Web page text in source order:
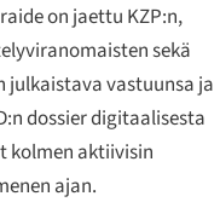
on jaettu KZP:n,
sekä
julkaistava vastuunsa ja
dossier digitaalisesta
kolmen aktiivisin
ajan.